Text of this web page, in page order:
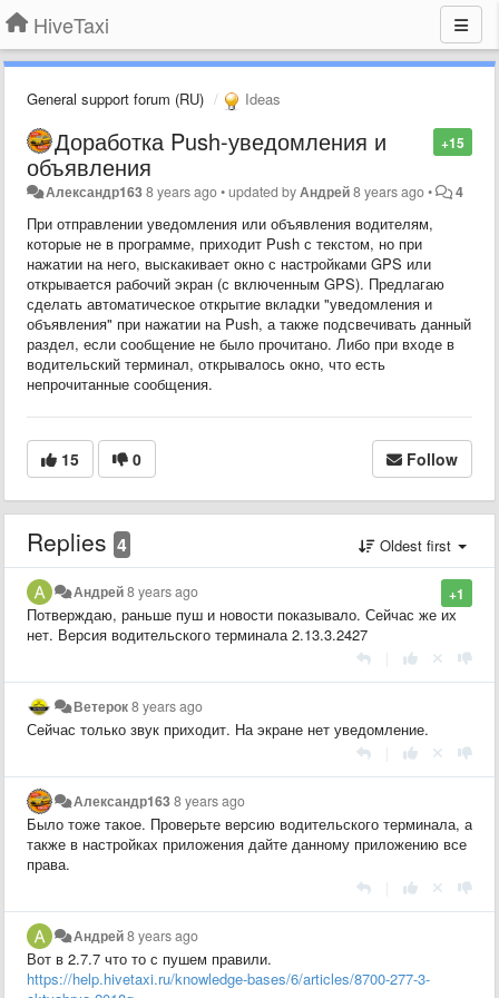
HiveTaxi
General support forum (RU) Ideas
+15
Доработка Push-уведомления и
объявления
Александр1638 years ago•updated byАндрей8 years ago• 4
При отправлении уведомления или объявления водителям,
которые не в программе, приходит Push с текстом, но при
нажатии на него, выскакивает окно с настройками GPS или
открывается рабочий экран (с включенным GPS). Предлагаю
сделать автоматическое открытие вкладки "уведомления и
объявления" при нажатии на Push, а также подсвечивать данный
раздел, если сообщение не было прочитано. Либо при входе в
водительский терминал, открывалось окно, что есть
непрочитанные сообщения.
15 0 Follow
Replies 4 Oldest first
+1
Андрей8 years ago
Потверждаю, раньше пуш и новости показывало. Сейчас же их
нет. Версия водительского терминала 2.13.3.2427
Ветерок8 years ago
Сейчас только звук приходит. На экране нет уведомление.
Александр1638 years ago
Было тоже такое. Проверьте версию водительского терминала, а
также в настройках приложения дайте данному приложению все
права.
Андрей8 years ago
Вот в 2.7.7 что то с пушем правили.
https://help.hivetaxi.ru/knowledge-bases/6/articles/8700-277-3-